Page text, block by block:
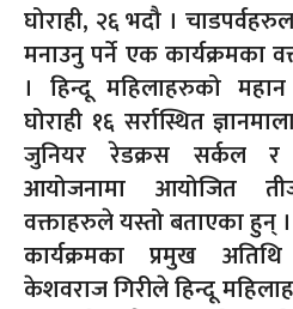
घोराही, २६ भदौ ।
मनाउनु पर्ने एक कार्यक्रमका
। हिन्दू महिलाहरुको
घोराही १६ सर्रास्थित
जुनियर रेडक्रस सर्कल
आयोजनामा आयोजित
वक्ताहरुले यस्तो बताएका हुन् ।
कार्यक्रमका प्रमुख अतिथि
केशवराज गिरीले हिन्दू